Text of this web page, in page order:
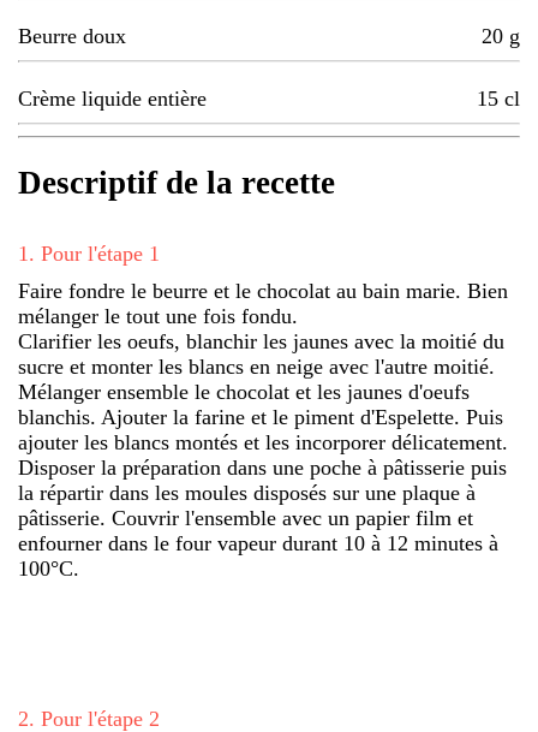
Beurre doux 20 g
Crème liquide entière 15 cl
Descriptif de la recette
1 . Pour l'étape 1
Faire fondre le beurre et le chocolat au bain marie. Bien
mélanger le tout une fois fondu.
Clarifier les oeufs, blanchir les jaunes avec la moitié du
sucre et monter les blancs en neige avec l'autre moitié.
Mélanger ensemble le chocolat et les jaunes d'oeufs
blanchis. Ajouter la farine et le piment d'Espelette. Puis
ajouter les blancs montés et les incorporer délicatement.
Disposer la préparation dans une poche à pâtisserie puis
la répartir dans les moules disposés sur une plaque à
pâtisserie. Couvrir l'ensemble avec un papier film et
enfourner dans le four vapeur durant 10 à 12 minutes à
100°C.
2. Pour l'étape 2